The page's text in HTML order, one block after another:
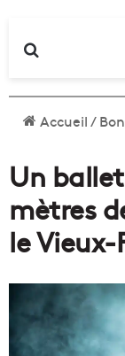
Accueil/
Un
mètres
le